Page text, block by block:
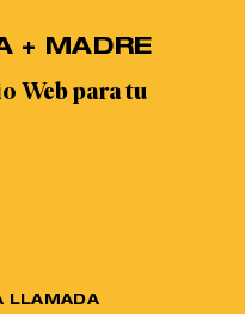
+ MADRE
Web para tu
LLAMADA